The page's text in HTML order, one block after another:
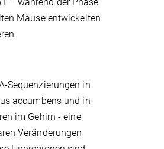
Mäuse entwickelten
Sequenzierungen in
accumbens und in
im Gehirn - eine
Veränderungen